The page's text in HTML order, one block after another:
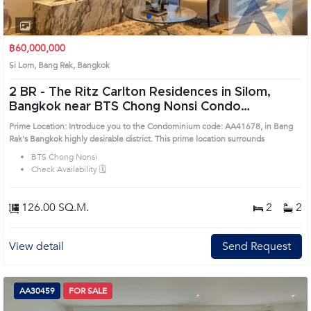
1 2 3 4
฿60,000,000
Si Lom, Bang Rak, Bangkok
2 BR - The Ritz Carlton Residences in Silom,
Bangkok near BTS Chong Nonsi Condo
(AA41678)
Prime Location: Introduce you to the Condominium code: AA41678, in Bang
Rak's Bangkok highly desirable district. This prime location surrounds
BTS Chong Nonsi
Check Availability 🗓️
126.00 SQ.M. 2 2
View detail Send Request
AA30459 FOR SALE